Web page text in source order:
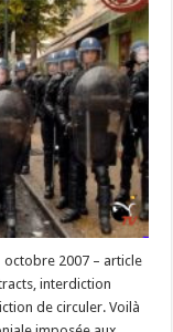
»
octobre 2007 – article
interdiction
de circuler. Voilà